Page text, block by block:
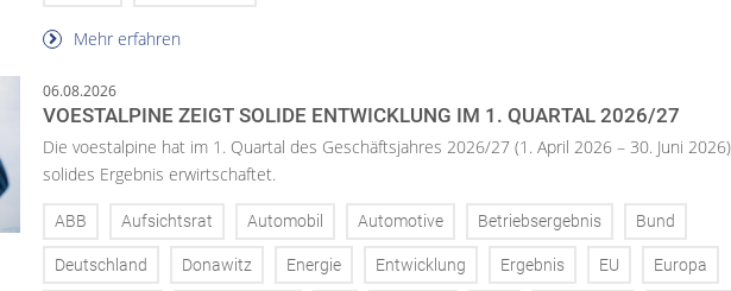
Mehr erfahren
06.08.2026
VOESTALPINE ZEIGT SOLIDE ENTWICKLUNG IM 1. QUARTAL 2026/27
Die voestalpine hat im 1. Quartal des Geschäftsjahres 2026/27 (1. April 2026 – 30. Juni
solides Ergebnis erwirtschaftet.
ABB Aufsichtsrat Automobil Automotive Betriebsergebnis Bund
Deutschland Donawitz Energie Entwicklung Ergebnis EU Europa